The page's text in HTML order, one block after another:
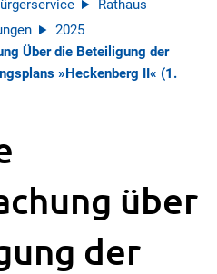
Rathaus
2025
Über die Beteiligung der
»Heckenberg II« (1.
über
der